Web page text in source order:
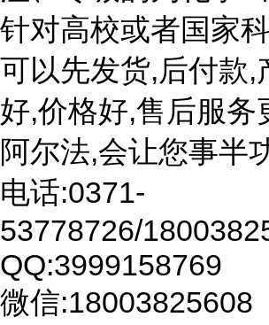
针对高校或者国家
可以先发货,后付款,
好,价格好,售后服务
阿尔法,会让您事半
电话:0371-
53778726/
QQ:3999158769
微信:18003825608